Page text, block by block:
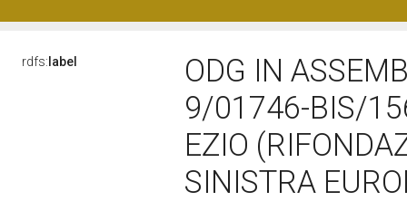
rdfs: label
ODG IN
9/01746-BIS/
EZIO
SINISTRA